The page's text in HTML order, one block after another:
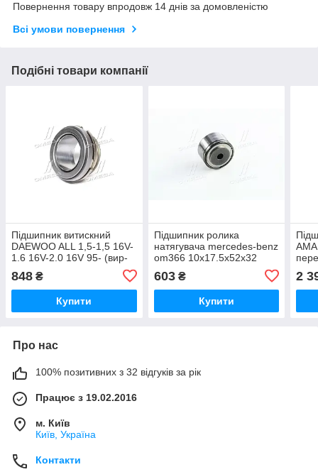
Повернення товару впродовж 14 днів за домовленістю
Всі умови повернення
Подібні товари компанії
Підшипник витискний
DAEWOO ALL 1,5-1,5 16V-
1.6 16V-2.0 16V 95- (вир-
UA51
848 ₴
Купити
Підшипник ролика
натягувача mercedes-benz
om366 10х17.5х52х32
UA51
603₴
Купити
2
Про нас
100% позитивних з 32 відгуків за рік
Працює з 19.02.2016
м. Київ
Київ, Україна
Контакти